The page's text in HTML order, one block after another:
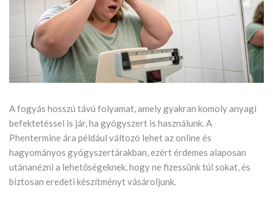
A fogyás hosszú távú folyamat, amely gyakran komoly anyagi
befektetéssel is jár, ha gyógyszert is használunk. A
Phentermine ára például változó lehet az online és
hagyományos gyógyszertárakban, ezért érdemes alaposan
utánanézni a lehetőségeknek, hogy ne fizessünk túl sokat, és
biztosan eredeti készítményt vásároljunk.